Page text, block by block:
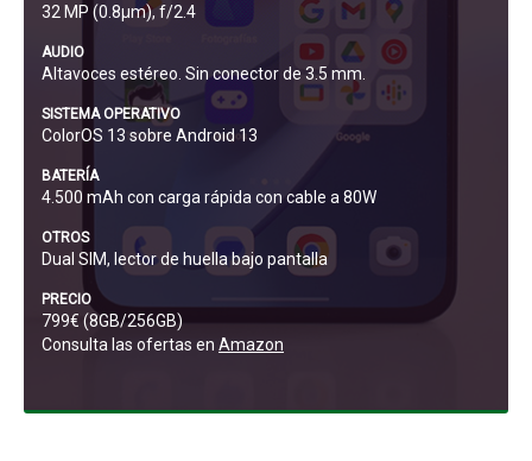
32 MP (0.8µm), f/2.4
AUDIO
Altavoces estéreo. Sin conector de 3.5 mm.
SISTEMA OPERATIVO
ColorOS 13 sobre Android 13
BATERÍA
4.500 mAh con carga rápida con cable a 80W
OTROS
Dual SIM, lector de huella bajo pantalla
PRECIO
799€ (8GB/256GB)
Consulta las ofertas en Amazon